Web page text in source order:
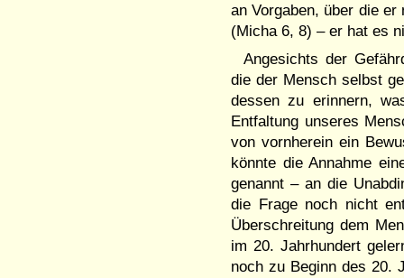
an Vorgaben, über die
(Micha 6, 8) – er hat es
Angesichts der
die der Mensch selbst
dessen zu erinnern,
Entfaltung unseres
von vornherein ein
könnte die Annahme
genannt – an die
die Frage noch nicht
Überschreitung dem
im 20. Jahrhundert
noch zu Beginn des 20.